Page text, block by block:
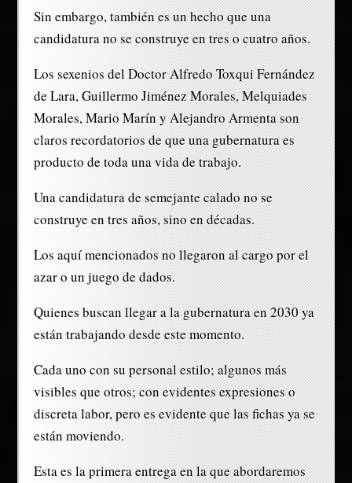
Sin embargo, también es un hecho que una
candidatura no se construye en tres o cuatro años.
Los sexenios del Doctor Alfredo Toxqui Fernández
de Lara, Guillermo Jiménez Morales, Melquiades
Morales, Mario Marín y Alejandro Armenta son
claros recordatorios de que una gubernatura es
producto de toda una vida de trabajo.
Una candidatura de semejante calado no se
construye en tres años, sino en décadas.
Los aquí mencionados no llegaron al cargo por el
azar o un juego de dados.
Quienes buscan llegar a la gubernatura en 2030 ya
están trabajando desde este momento.
Cada uno con su personal estilo; algunos más
visibles que otros; con evidentes expresiones o
discreta labor, pero es evidente que las fichas ya se
están moviendo.
Esta es la primera entrega en la que abordaremos